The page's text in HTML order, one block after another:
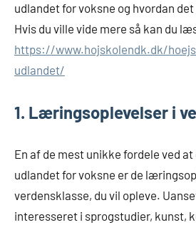
udlandet for voksne og hvordan
Hvis du ville vide mere så kan du
https://www.hojskolendk.dk/
udlandet/
1. Læringsoplevelser i
En af de mest unikke fordele ved
udlandet for voksne er de
verdensklasse, du vil opleve.
interesseret i sprogstudier, kunst,